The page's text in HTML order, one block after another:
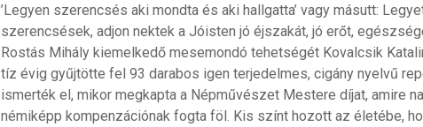
’Legyen szerencsés aki mondta és aki hallgatta’ vagy másutt:
szerencsések, adjon nektek a Jóisten jó éjszakát, jó erőt,
Rostás Mihály kiemelkedő mesemondó tehetségét Kovalcsik
tíz évig gyűjtötte fel 93 darabos igen terjedelmes, cigány nyelvű
ismerték el, mikor megkapta a Népművészet Mestere díjat, amire
némiképp kompenzációnak fogta föl. Kis színt hozott az életébe,